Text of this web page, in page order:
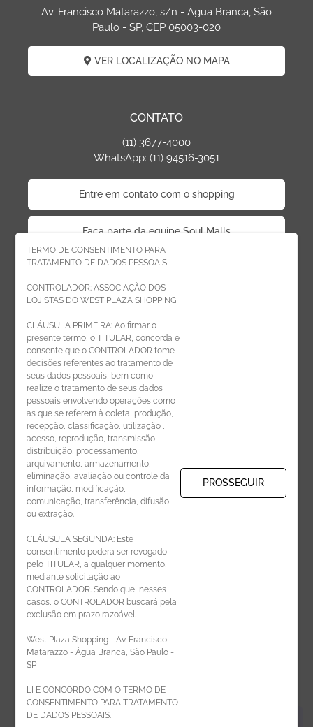
TERMO DE CONSENTIMENTO PARA
TRATAMENTO DE DADOS PESSOAIS
CONTROLADOR: ASSOCIAÇÃO DOS
LOJISTAS DO WEST PLAZA SHOPPING
CLÁUSULA PRIMEIRA: Ao firmar o
presente termo, o TITULAR, concorda e
consente que o CONTROLADOR tome
decisões referentes ao tratamento de
seus dados pessoais, bem como
realize o tratamento de seus dados
pessoais envolvendo operações como
as que se referem à coleta, produção,
recepção, classificação, utilização ,
acesso, reprodução, transmissão,
distribuição, processamento,
arquivamento, armazenamento,
eliminação, avaliação ou controle da
informação, modificação,
comunicação, transferência, difusão
ou extração.
CLÁUSULA SEGUNDA: Este
consentimento poderá ser revogado
pelo TITULAR, a qualquer momento,
mediante solicitação ao
CONTROLADOR. Sendo que, nesses
casos, o CONTROLADOR buscará pela
exclusão em prazo razoável.
West Plaza Shopping - Av. Francisco
Matarazzo - Água Branca, São Paulo -
SP
LI E CONCORDO COM O TERMO DE
CONSENTIMENTO PARA TRATAMENTO
DE DADOS PESSOAIS.
PROSSEGUIR
Av. Francisco Matarazzo, s/n - Água Branca, São
Paulo - SP, CEP 05003-020
VER LOCALIZAÇÃO NO MAPA
CONTATO
(11) 3677-4000
WhatsApp: (11) 94516-3051
Entre em contato com o shopping
Faça parte da equipe Soul Malls
Faça parte da equipe West Plaza
Politica de privacidade
Código de Ética de Parceiros
CADASTRE-SE
Receba novidades por e-mail:
CADASTRAR